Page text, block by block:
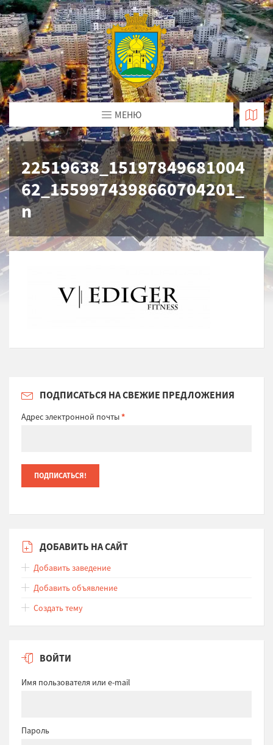
МЕНЮ
22519638_15197849681004
62_1559974398660704201_
n
ПОДПИСАТЬСЯ НА СВЕЖИЕ ПРЕДЛОЖЕНИЯ
Адрес электронной почты*
ДОБАВИТЬ НА САЙТ
Добавить заведение
Добавить объявление
Создать тему
ВОЙТИ
Имя пользователя или e-mail
Пароль